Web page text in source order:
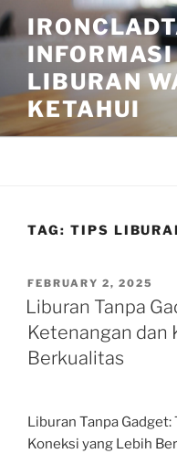
Skip
to
content
LIBURAN
KETAHUI
TAG: TIPS
POSTED
ON
FEBRUARY 2, 2025
Liburan Tanpa
Ketenangan dan
Berkualitas
Liburan Tanpa
Koneksi yang Lebih